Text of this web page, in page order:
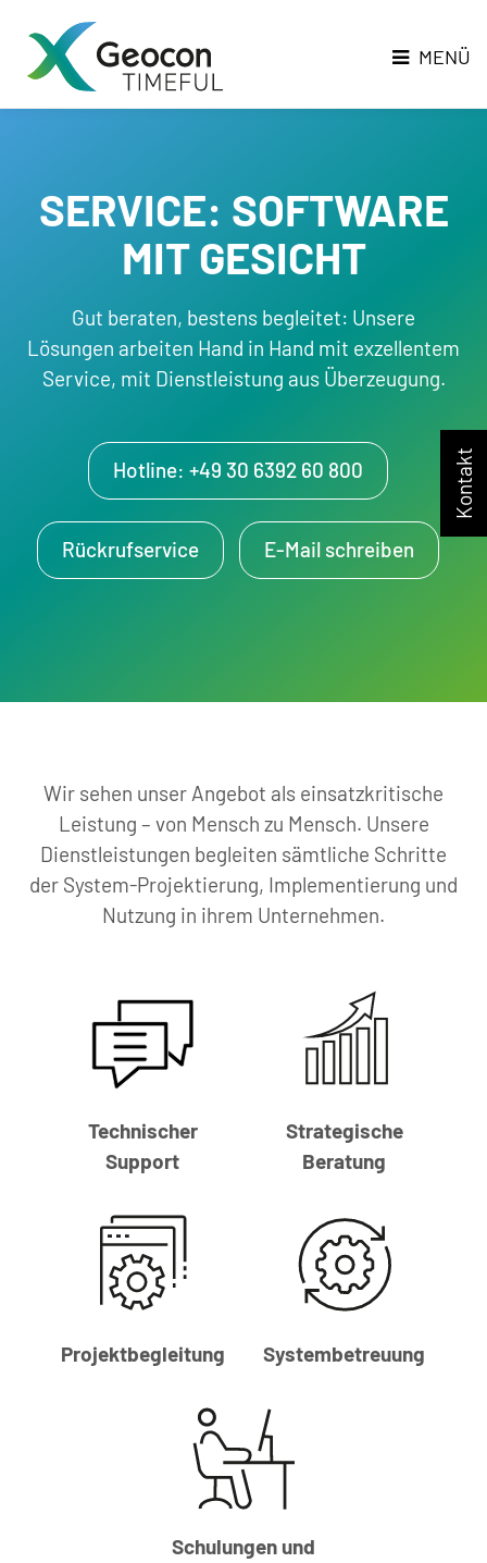
Hauptnavigation
zum
Inhalt
MENÜ
Kontakt
SERVICE: SOFTWARE
MIT GESICHT
Gut beraten, bestens begleitet: Unsere
Lösungen arbeiten Hand in Hand mit exzellentem
Service, mit Dienstleistung aus Überzeugung.
Hotline: +49 30 6392 60 800
Rückrufservice E-Mail schreiben
Wir sehen unser Angebot als einsatzkritische
Leistung – von Mensch zu Mensch. Unsere
Dienstleistungen begleiten sämtliche Schritte
der System-Projektierung, Implementierung und
Nutzung in ihrem Unternehmen.
Technischer
Support
Strategische
Beratung
Projekt­begleitung System­betreuung
Schulungen und